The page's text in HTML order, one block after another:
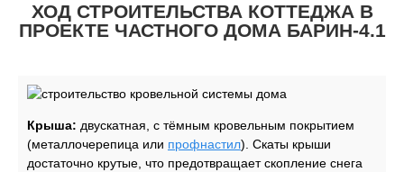
ХОД СТРОИТЕЛЬСТВА КОТТЕДЖА В
ПРОЕКТЕ ЧАСТНОГО ДОМА БАРИН-4.1
Крыша: двускатная, с тёмным кровельным покрытием
(металлочерепица или профнастил). Скаты крыши
достаточно крутые, что предотвращает скопление снега